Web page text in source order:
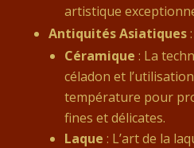
artistique
Antiquités Asiatiques:
Céramique : La
céladon et
température pour
fines et délicates.
Laque : L’art de la